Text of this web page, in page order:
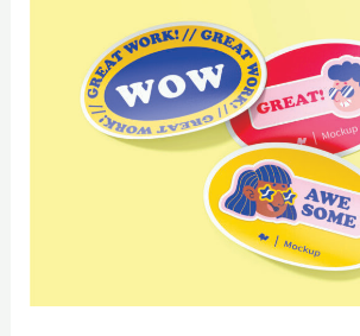
Sticker